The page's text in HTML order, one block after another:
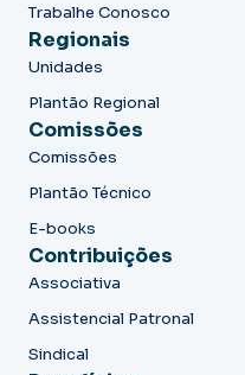
Trabalhe Conosco
Regionais
Unidades
Plantão Regional
Comissões
Comissões
Plantão Técnico
E-books
Contribuições
Associativa
Assistencial Patronal
Sindical